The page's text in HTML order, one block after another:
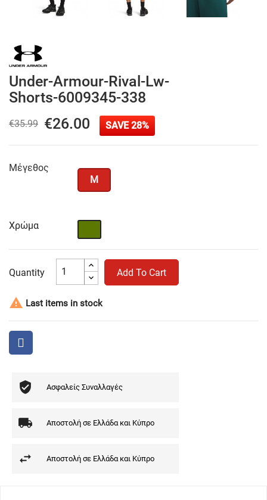
Under-Armour-Rival-Lw-
Shorts-6009345-338
€35.99 €26.00 SAVE 28%
Μέγεθος
M
Χρώμα
Quantity Add To Cart
 Last items in stock
Ασφαλείς Συναλλαγές
Αποστολή σε Ελλάδα και Κύπρο
Αποστολή σε Ελλάδα και Κύπρο